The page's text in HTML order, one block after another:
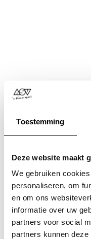
Toestemming
Deze website maakt
We gebruiken
personaliseren, om
en om ons
informatie over uw
partners voor social
partners kunnen
Application error: a
loadingwww.asv.nl